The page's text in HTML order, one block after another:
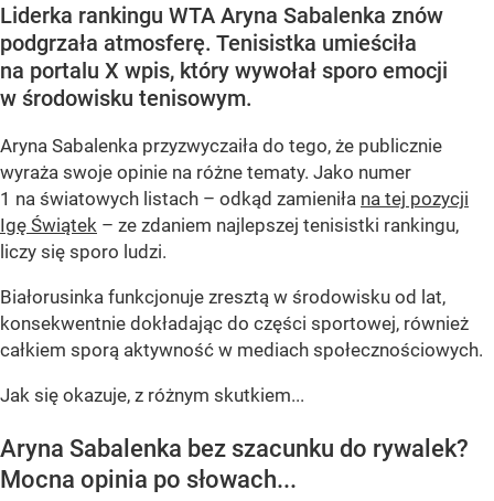
Liderka rankingu WTA Aryna Sabalenka znów
podgrzała atmosferę. Tenisistka umieściła
na portalu X wpis, który wywołał sporo emocji
w środowisku tenisowym.
Aryna Sabalenka przyzwyczaiła do tego, że publicznie
wyraża swoje opinie na różne tematy. Jako numer
1 na światowych listach – odkąd zamieniła na tej pozycji
Igę Świątek – ze zdaniem najlepszej tenisistki rankingu,
liczy się sporo ludzi.
Białorusinka funkcjonuje zresztą w środowisku od lat,
konsekwentnie dokładając do części sportowej, również
całkiem sporą aktywność w mediach społecznościowych.
Jak się okazuje, z różnym skutkiem...
Aryna Sabalenka bez szacunku do rywalek?
Mocna opinia po słowach...